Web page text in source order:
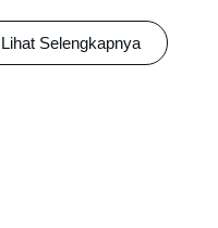
Lihat Selengkapnya